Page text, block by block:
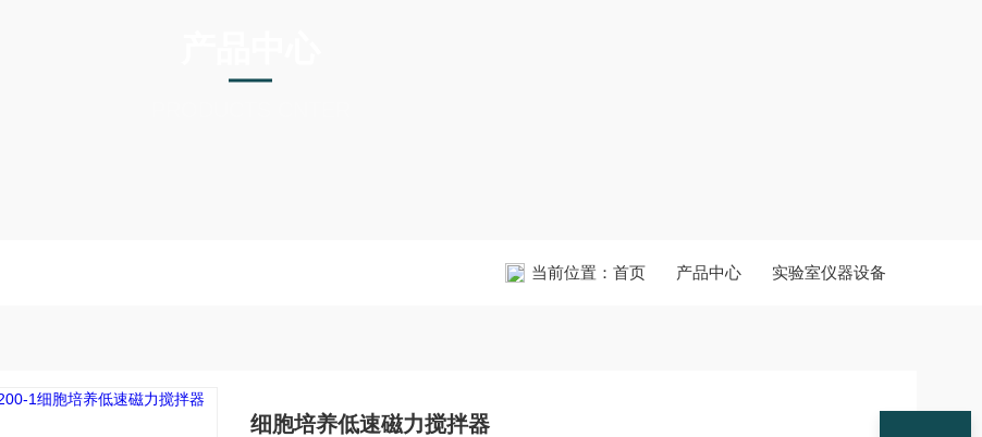
当前位置： 首页 产品中心 实验室仪器设备
细胞培养低速磁力搅拌器